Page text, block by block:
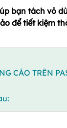
bạn tách vỏ
để tiết kiệm
CÁO TRÊN